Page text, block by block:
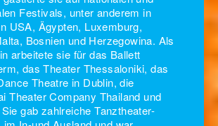
Festivals, unter anderem in
USA, Ägypten, Luxemburg,
Bosnien und Herzegowina. Als
arbeitete sie für das Ballett
das Theater Thessaloniki, das
Theatre in Dublin, die
Theater Company Thailand und
gab zahlreiche Tanztheater-